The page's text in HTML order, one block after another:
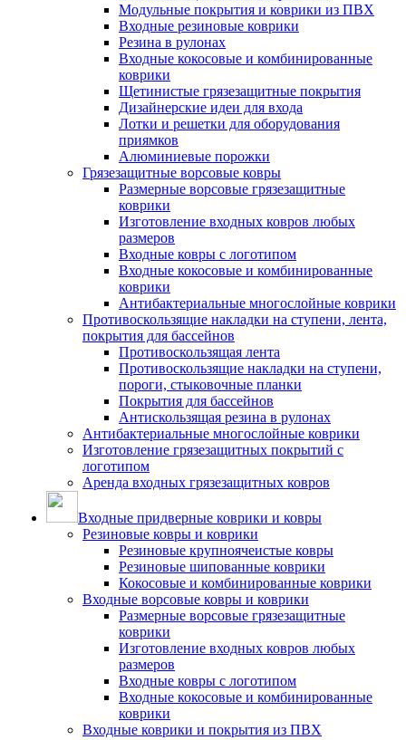
Модульные покрытия и коврики из ПВХ
Входные резиновые коврики
Резина в рулонах
Входные кокосовые и комбинированные
коврики
Щетинистые грязезащитные покрытия
Дизайнерские идеи для входа
Лотки и решетки для оборудования
приямков
Алюминиевые порожки
Грязезащитные ворсовые ковры
Размерные ворсовые грязезащитные
коврики
Изготовление входных ковров любых
размеров
Входные ковры с логотипом
Входные кокосовые и комбинированные
коврики
Антибактериальные многослойные коврики
Противоскользящие накладки на ступени, лента,
покрытия для бассейнов
Противоскользящая лента
Противоскользящие накладки на ступени,
пороги, стыковочные планки
Покрытия для бассейнов
Антискользящая резина в рулонах
Антибактериальные многослойные коврики
Изготовление грязезащитных покрытий с
логотипом
Аренда входных грязезащитных ковров
Входные придверные коврики и ковры
Резиновые ковры и коврики
Резиновые крупноячеистые ковры
Резиновые шипованные коврики
Кокосовые и комбинированные коврики
Входные ворсовые ковры и коврики
Размерные ворсовые грязезащитные
коврики
Изготовление входных ковров любых
размеров
Входные ковры с логотипом
Входные кокосовые и комбинированные
коврики
Входные коврики и покрытия из ПВХ